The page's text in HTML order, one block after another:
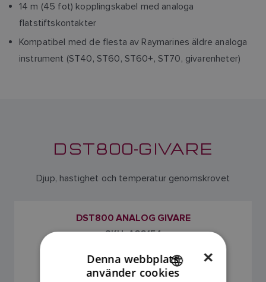
14 m (45 fot) kopplingskabel med analoga
flatstiftskontakter
Kompatibel med de flesta av Raymarines äldre analoga
instrument (ST40, ST60, ST60+, ST70, givarenheter)
DST800-GIVARE
Djup, hastighet och temperatur genomskrovet
DST800 ANALOG GIVARE
SKU: A22154
ENGLISH
×
Denna webbplats
använder cookies